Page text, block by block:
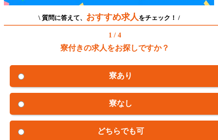
\ 質問に答えて、 おすすめ求人 をチェック！ /
1 / 4
寮付きの求人をお探しですか？
寮あり
寮なし
どちらでも可